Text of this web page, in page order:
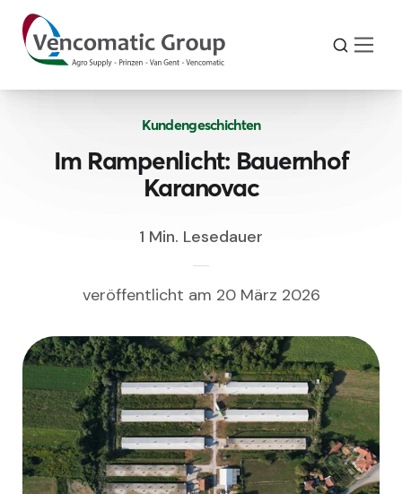
Kundengeschichten
Im Rampenlicht: Bauernhof
Karanovac
1 Min. Lesedauer
veröffentlicht am 20 März 2026